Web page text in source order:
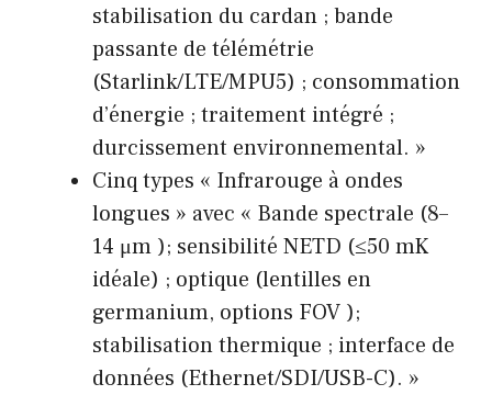
stabilisation du cardan ; bande
passante de télémétrie
(Starlink/LTE/MPU5) ; consommation
d’énergie ; traitement intégré ;
durcissement environnemental. »
Cinq types « Infrarouge à ondes
longues » avec « Bande spectrale (8–
14 μm ); sensibilité NETD (≤50 mK
idéale) ; optique (lentilles en
germanium, options FOV );
stabilisation thermique ; interface de
données (Ethernet/SDI/USB-C). »